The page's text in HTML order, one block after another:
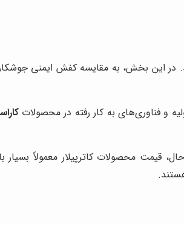
در این بخش، به مقایسه کفش ایمنی
و فناوری‌های به کار رفته در محصولات
قیمت محصولات کاترپیلار معمولاً بسیار